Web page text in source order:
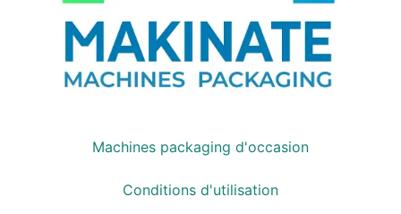
Machines packaging d'occasion
Conditions d'utilisation